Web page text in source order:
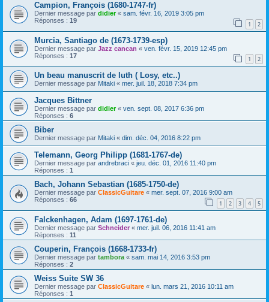
Campion, François (1680-1747-fr)
Dernier message par didier« sam. févr. 16, 2019 3:05 pm
Réponses : 19 1 2
Murcia, Santiago de (1673-1739-esp)
Dernier message par Jazz cancan « ven. févr. 15, 2019 12:45 pm
Réponses : 17 1 2
Un beau manuscrit de luth ( Losy, etc..)
Dernier message par Mitaki « mer. juil. 18, 2018 7:34 pm
Jacques Bittner
Dernier message par didier« ven. sept. 08, 2017 6:36 pm
Réponses : 6
Biber
Dernier message par Mitaki « dim. déc. 04, 2016 8:22 pm
Telemann, Georg Philipp (1681-1767-de)
Dernier message par andrebraci « jeu. déc. 01, 2016 11:40 pm
Réponses : 1
Bach, Johann Sebastian (1685-1750-de)
Dernier message par ClassicGuitare « mer. sept. 07, 2016 9:00 am
Réponses : 66 1 2 3 4 5
Falckenhagen, Adam (1697-1761-de)
Dernier message par Schneider « mer. juil. 06, 2016 11:41 am
Réponses : 11
Couperin, François (1668-1733-fr)
Dernier message par tambora « sam. mai 14, 2016 3:53 pm
Réponses : 2
Weiss Suite SW 36
Dernier message par ClassicGuitare « lun. mars 21, 2016 10:11 am
Réponses : 1